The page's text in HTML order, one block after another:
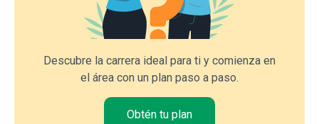
Descubre la carrera ideal para ti y comienza en
el área con un plan paso a paso.
Obtén tu plan